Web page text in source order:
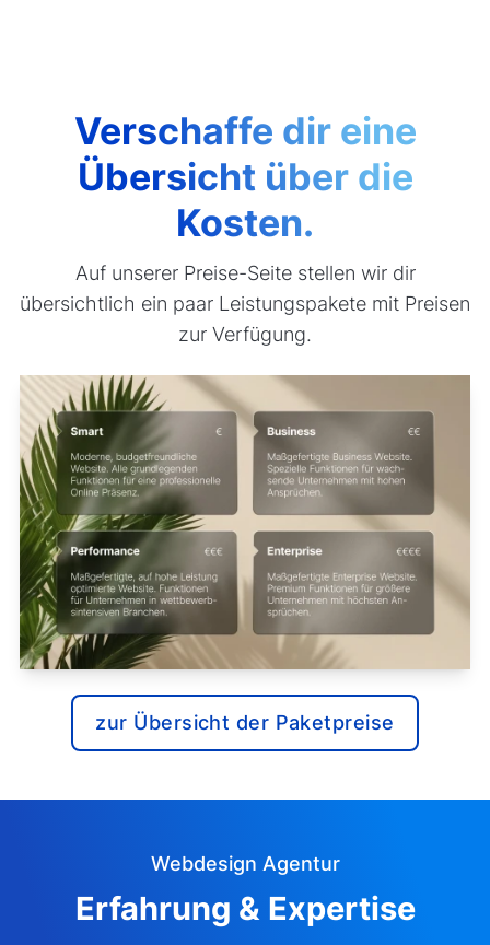
Verschaffe dir eine
Übersicht über die
Kosten.
Auf unserer Preise-Seite stellen wir dir
übersichtlich ein paar Leistungspakete mit Preisen
zur Verfügung.
zur Übersicht der Paketpreise
Webdesign Agentur
Erfahrung & Expertise